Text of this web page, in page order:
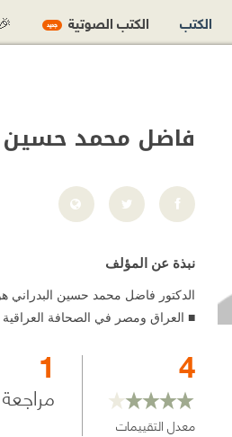
فاضل محمد حسين
نبذة عن المؤلف
الدكتور فاضل محمد حسين البدراني
■ العراق ومصر في الصحافة العراقية
4
معدل التقييمات
1
مراجعة
الكتب الكتب الصوتية جديد